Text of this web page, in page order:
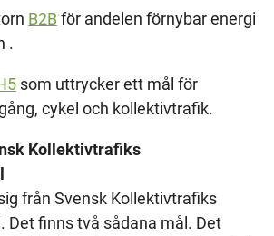
B2Bför andelen förnybar energi
.
som uttrycker ett mål för
cykel och kollektivtrafik.
Kollektivtrafiks
från Svensk Kollektivtrafiks
Det finns två sådana mål. Det